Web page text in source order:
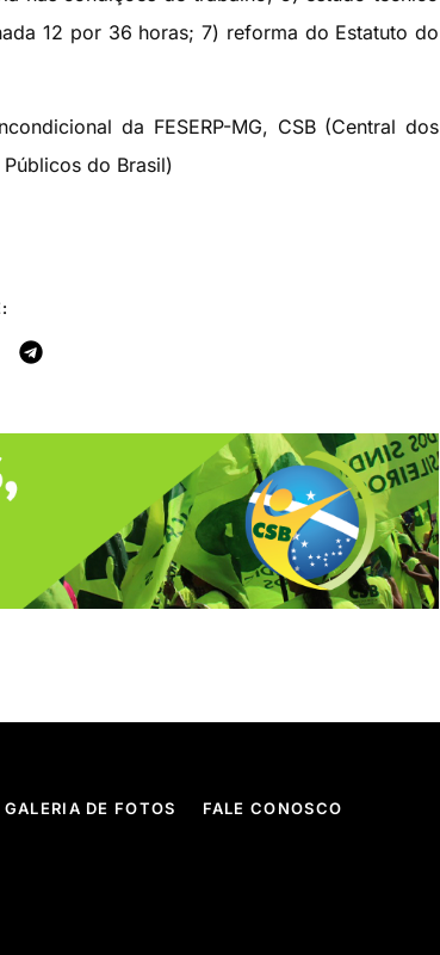
12 por 36 horas; 7) reforma do Estatuto do
da FESERP-MG, CSB (Central dos
do Brasil)
GALERIA DE FOTOS FALE CONOSCO